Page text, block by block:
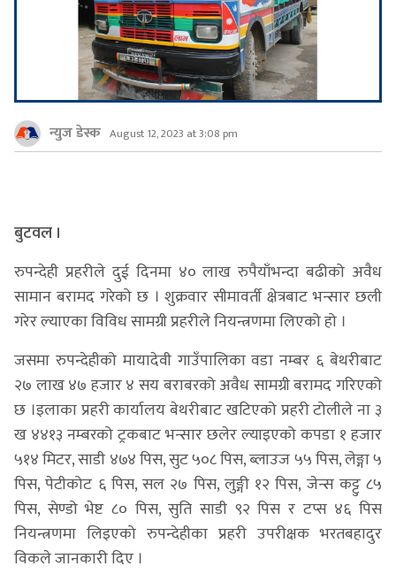
न्युज डेस्क August 12, 2023 at 3:08 pm
बुटवल ।
रुपन्देही प्रहरीले दुई दिनमा ४० लाख रुपैयाँभन्दा बढीको अवैध
सामान बरामद गरेको छ । शुक्रवार सीमावर्ती क्षेत्रबाट भन्सार छली
गरेर ल्याएका विविध सामग्री प्रहरीले नियन्त्रणमा लिएको हो ।
जसमा रुपन्देहीको मायादेवी गाउँपालिका वडा नम्बर ६ बेथरीबाट
२७ लाख ४७ हजार ४ सय बराबरको अवैध सामग्री बरामद गरिएको
छ ।इलाका प्रहरी कार्यालय बेथरीबाट खटिएको प्रहरी टोलीले ना ३
ख ४४१३ नम्बरको ट्रकबाट भन्सार छलेर ल्याइएको कपडा १ हजार
५१४ मिटर, साडी ४७४ पिस, सुट ५०८ पिस, ब्लाउज ५५ पिस, लेङ्गा ५
पिस, पेटीकोट ६ पिस, सल २७ पिस, लुङ्गी १२ पिस, जेन्स कट्टु ८५
पिस, सेण्डो भेष्ट ८० पिस, सुति साडी ९२ पिस र टप्स ४६ पिस
नियन्त्रणमा लिइएको रुपन्देहीका प्रहरी उपरीक्षक भरतबहादुर
विकले जानकारी दिए ।